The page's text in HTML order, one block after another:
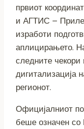
првиот
и АГТИС –
изработи
аплицирањето.
следните чекори
дигитализација
регионот.
Официјалниот
беше означен со